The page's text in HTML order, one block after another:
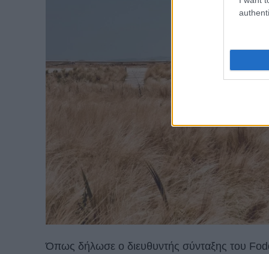
Όπως δήλωσε ο διευθυντής σύνταξης του